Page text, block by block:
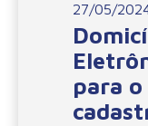
27/05/
para